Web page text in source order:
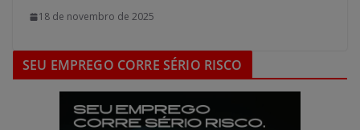
18 de novembro de 2025
SEU EMPREGO CORRE SÉRIO RISCO